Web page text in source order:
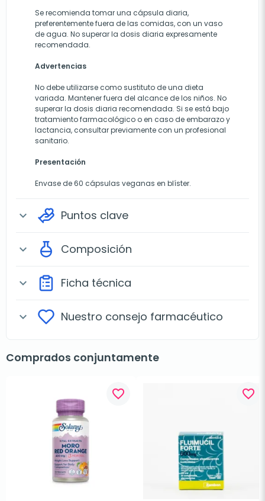
Se recomienda tomar una cápsula diaria,
preferentemente fuera de las comidas, con un vaso
de agua. No superar la dosis diaria expresamente
recomendada.
Advertencias
No debe utilizarse como sustituto de una dieta
variada. Mantener fuera del alcance de los niños. No
superar la dosis diaria recomendada. Si se está bajo
tratamiento farmacológico o en caso de embarazo y
lactancia, consultar previamente con un profesional
sanitario.
Presentación
Envase de 60 cápsulas veganas en blíster.
expand_more Puntos clave
expand_more Composición
expand_more Ficha técnica
expand_more Nuestro consejo farmacéutico
Comprados conjuntamente
favorite_border favorite_border